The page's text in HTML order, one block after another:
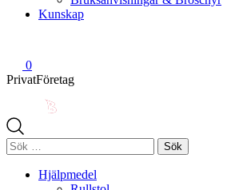
Kunskap
0
PrivatFöretag
Sök
efter:
Hjälpmedel